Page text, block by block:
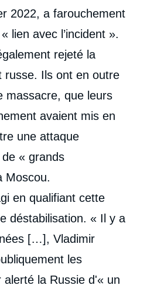
2022, a farouchement
lien avec l’incident ».
rejeté la
russe. Ils ont en outre
massacre, que leurs
avaient mis en
une attaque
« grands
Moscou.
en qualifiant cette
déstabilisation. « Il y a
[…], Vladimir
les
alerté la Russie d'« un